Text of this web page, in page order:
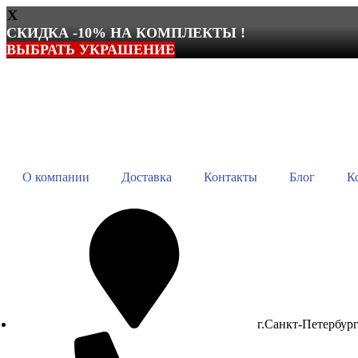
X
СКИДКА -10% НА КОМПЛЕКТЫ !
ВЫБРАТЬ УКРАШЕНИЕ
О компании Доставка Контакты Блог
г.Санкт-Петербург